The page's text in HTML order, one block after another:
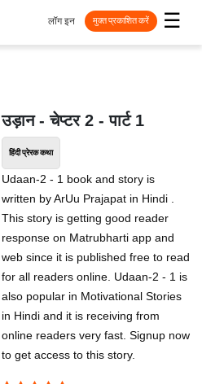
☰
लॉग इन मुक्त प्रकाशित करें
उड़ान - चेप्टर 2 - पार्ट 1
हिंदी प्रेरक कथा
Udaan-2 - 1 book and story is
written by ArUu Prajapat in Hindi .
This story is getting good reader
response on Matrubharti app and
web since it is published free to read
for all readers online. Udaan-2 - 1 is
also popular in Motivational Stories
in Hindi and it is receiving from
online readers very fast. Signup now
to get access to this story.